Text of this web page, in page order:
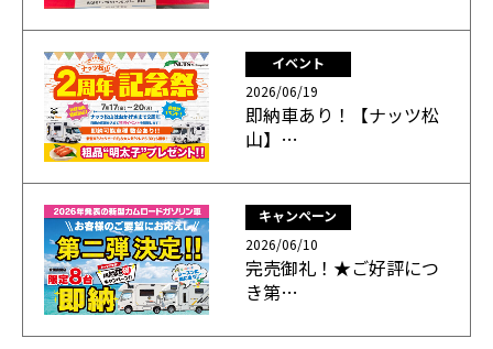
イベント
2026/06/19
即納車あり！【ナッツ松
山】…
キャンペーン
2026/06/10
完売御礼！★ご好評につ
き第…